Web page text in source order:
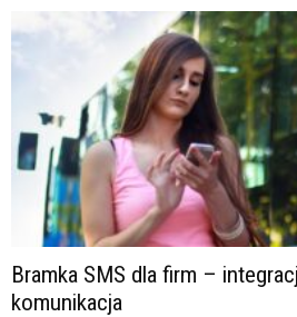
Bramka SMS dla firm –
komunikacja